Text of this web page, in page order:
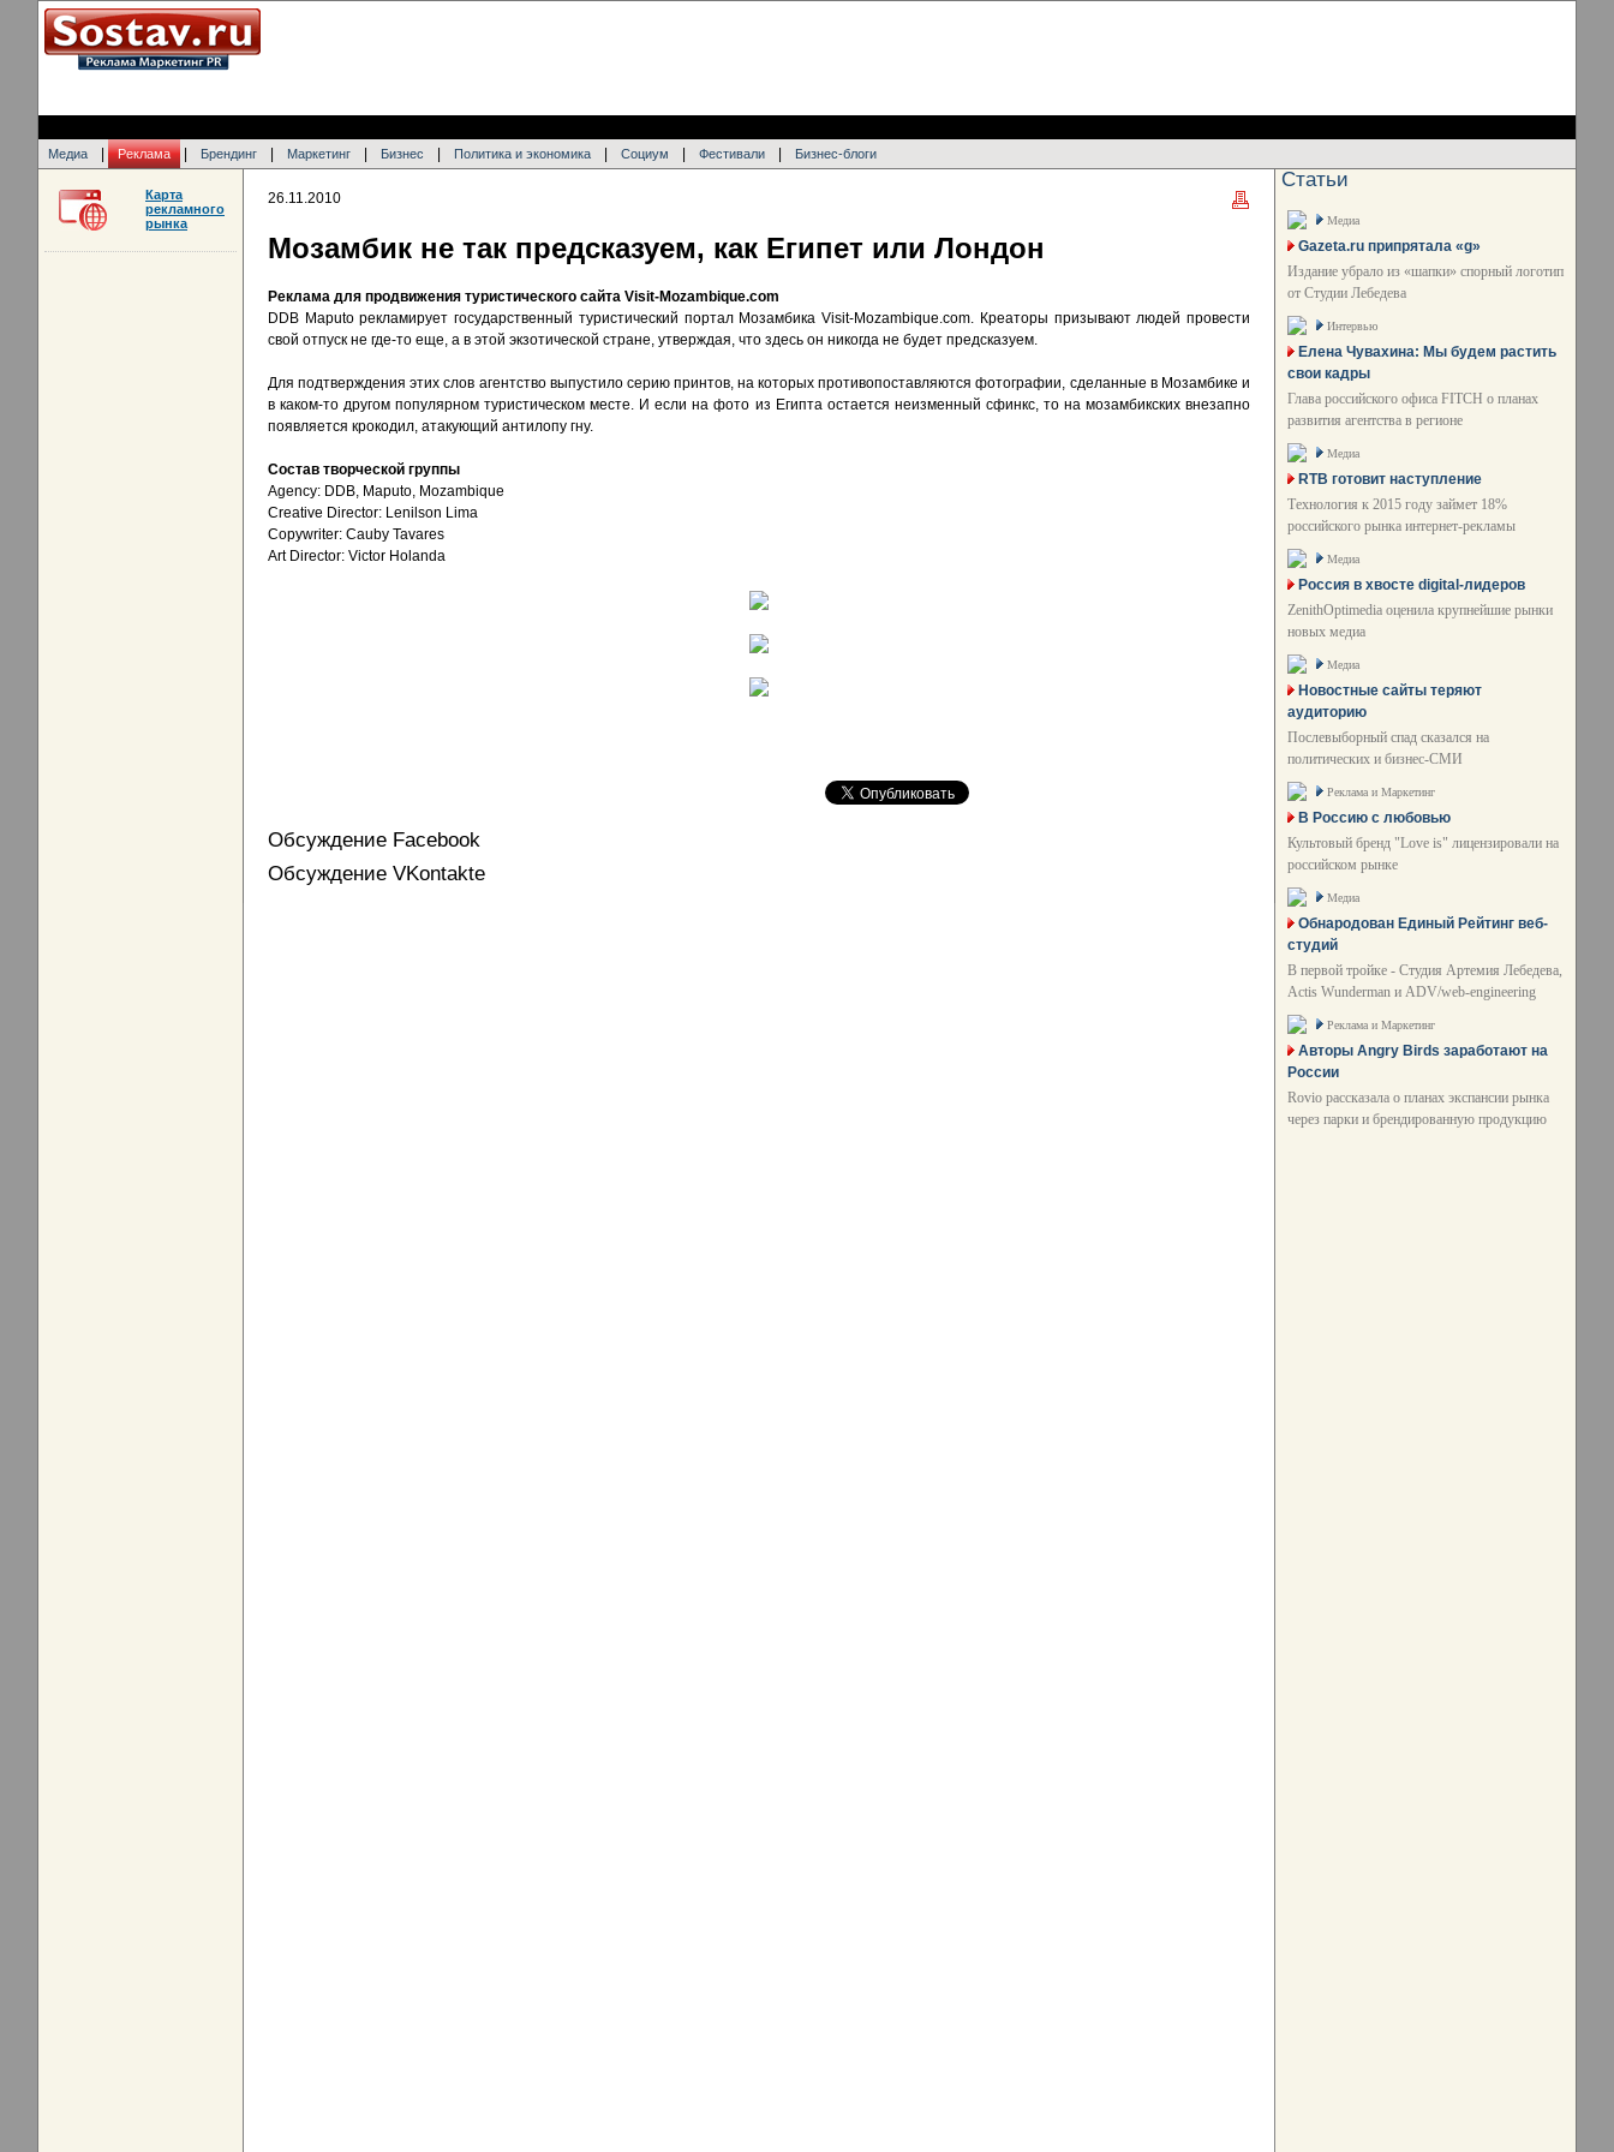
Медиа Реклама Брендинг Маркетинг Бизнес Политика и экономика Социум Фестивали Бизнес-блоги
26.11.2010
Мозамбик не так предсказуем, как Египет или Лондон
Реклама для продвижения туристического сайта Visit-Mozambique.com
DDB Maputo рекламирует государственный туристический портал Мозамбика Visit-Mozambique.com. Креаторы призывают людей провести
свой отпуск не где-то еще, а в этой экзотической стране, утверждая, что здесь он никогда не будет предсказуем.
Для подтверждения этих слов агентство выпустило серию принтов, на которых противопоставляются фотографии, сделанные в Мозамбике и
в каком-то другом популярном туристическом месте. И если на фото из Египта остается неизменный сфинкс, то на мозамбикских внезапно
появляется крокодил, атакующий антилопу гну.
Состав творческой группы
Agency: DDB, Maputo, Mozambique
Creative Director: Lenilson Lima
Copywriter: Cauby Tavares
Art Director: Victor Holanda
Обсуждение Facebook
Обсуждение VKontakte
Карта
рекламного
рынка
Статьи
Медиа
Gazeta.ru припрятала «g»
Издание убрало из «шапки» спорный логотип
от Студии Лебедева
Интервью
Елена Чувахина: Мы будем растить
свои кадры
Глава российского офиса FITCH о планах
развития агентства в регионе
Медиа
RTB готовит наступление
Технология к 2015 году займет 18%
российского рынка интернет-рекламы
Медиа
Россия в хвосте digital-лидеров
ZenithOptimedia оценила крупнейшие рынки
новых медиа
Медиа
Новостные сайты теряют
аудиторию
Послевыборный спад сказался на
политических и бизнес-СМИ
Реклама и Маркетинг
В Россию с любовью
Культовый бренд "Love is" лицензировали на
российском рынке
Медиа
Обнародован Единый Рейтинг веб-
студий
В первой тройке - Студия Артемия Лебедева,
Actis Wunderman и ADV/web-engineering
Реклама и Маркетинг
Авторы Angry Birds заработают на
России
Rovio рассказала о планах экспансии рынка
через парки и брендированную продукцию